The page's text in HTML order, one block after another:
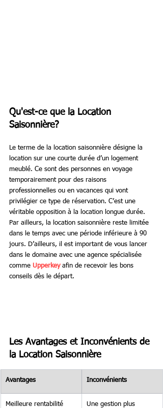
Qu'est-ce que la Location
Saisonnière?
Le terme de la location saisonnière désigne la
location sur une courte durée d’un logement
meublé. Ce sont des personnes en voyage
temporairement pour des raisons
professionnelles ou en vacances qui vont
privilégier ce type de réservation. C’est une
véritable opposition à la location longue durée.
Par ailleurs, la location saisonnière reste limitée
dans le temps avec une période inférieure à 90
jours. D’ailleurs, il est important de vous lancer
dans le domaine avec une agence spécialisée
comme Upperkey afin de recevoir les bons
conseils dès le départ.
Les Avantages et Inconvénients de
la Location Saisonnière
Avantages Inconvénients
Meilleure rentabilité
Une gestion plus